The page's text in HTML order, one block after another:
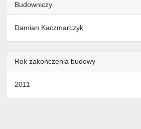
Budowniczy
Damian Kaczmarczyk
Rok zakończenia budowy
2011